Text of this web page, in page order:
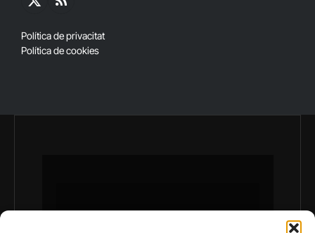
X
RSS
Política de privacitat
Política de cookies